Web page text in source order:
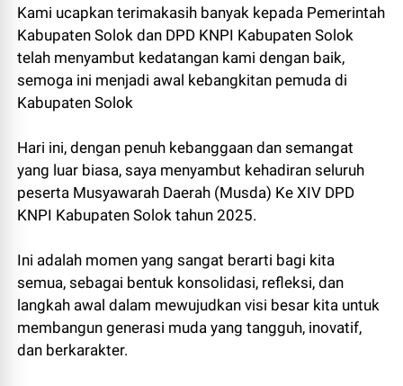
Kami ucapkan terimakasih banyak kepada Pemerintah
Kabupaten Solok dan DPD KNPI Kabupaten Solok
telah menyambut kedatangan kami dengan baik,
semoga ini menjadi awal kebangkitan pemuda di
Kabupaten Solok
Hari ini, dengan penuh kebanggaan dan semangat
yang luar biasa, saya menyambut kehadiran seluruh
peserta Musyawarah Daerah (Musda) Ke XIV DPD
KNPI Kabupaten Solok tahun 2025.
Ini adalah momen yang sangat berarti bagi kita
semua, sebagai bentuk konsolidasi, refleksi, dan
langkah awal dalam mewujudkan visi besar kita untuk
membangun generasi muda yang tangguh, inovatif,
dan berkarakter.